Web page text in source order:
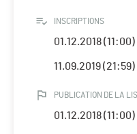
INSCRIPTIONS
01.12.2018 (11:00)
11.09.2019 (21:59)
PUBLICATION DE LA
01.12.2018 (11:00)